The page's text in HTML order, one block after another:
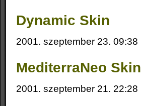
Dynamic Skin
2001. szeptember 23. 09:38
MediterraNeo Skin
2001. szeptember 21. 22:28